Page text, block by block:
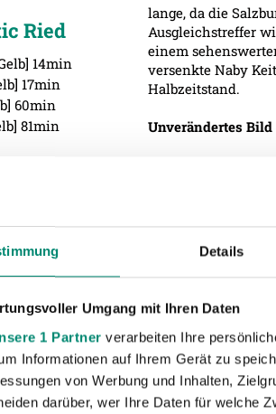
Details
Umgang mit Ihren Daten
1 Partner verarbeiten Ihre
Informationen auf Ihrem Gerät zu
von Werbung und Inhalten,
darüber, wer Ihre Daten für welche
Ried
14min
17min
60min
81min
lange, da die
Ausgleichstreffer
einem
versenkte Naby
Halbzeitstand.
Unverändertes Bild
Mozartstädter
Rieder werden
Nach rund einer
wieder aktiver. Sie
versuchten nun
um den Ausgleich
versuchte es der